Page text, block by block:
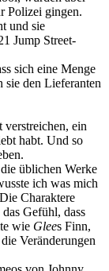
Polizei gingen.
und sie
Jump Street-
sich eine Menge
sie den Lieferanten
verstreichen, ein
habt. Und so
üblichen Werke
ich was mich
Charaktere
Gefühl, dass
wie Glees Finn,
Veränderungen